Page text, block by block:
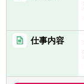
仕事内容